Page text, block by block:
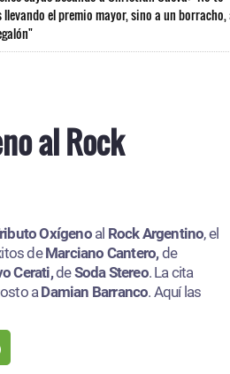
llevando el premio mayor, sino a un borracho,
al Rock
Oxígenoal Rock Argentino, el
deMarciano Cantero,de
Cerati,deSoda Stereo. La cita
a Damian Barranco. Aquí las